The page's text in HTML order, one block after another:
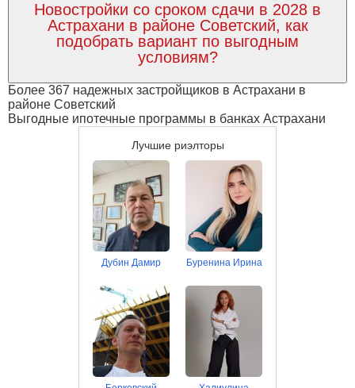
Новостройки со сроком сдачи в 2028 в
Астрахани в районе Советский, как
подобрать вариант по выгодным
условиям?
Более 367 надежных застройщиков в Астрахани в
районе Советский
Выгодные ипотечные программы в банках Астрахани
Лучшие риэлторы
Дубин Дамир Буренина Ирина